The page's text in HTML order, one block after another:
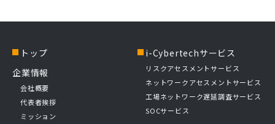
トップ
企業情報
会社概要
代表者挨拶
ミッション
i-Cybertechサービス
リスクアセスメントサービス
ネットワークアセスメントサービス
工場ネットワーク遅延調査サービス
SOCサービス